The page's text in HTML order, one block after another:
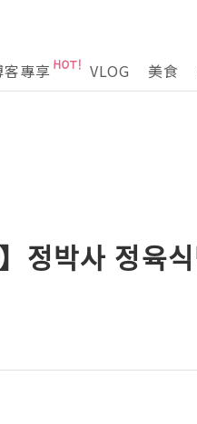
客專享 VLOG 美食
정박사 정육